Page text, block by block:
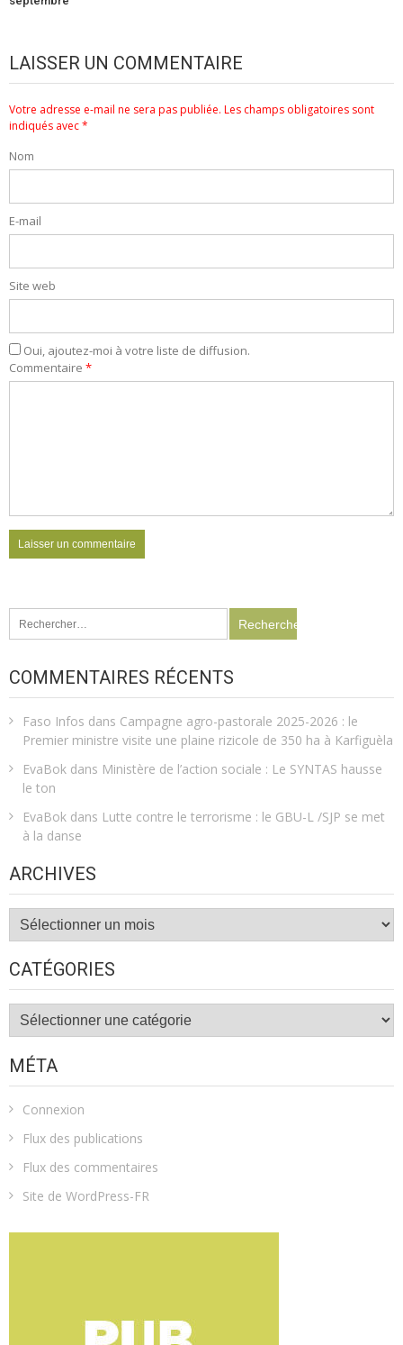
LAISSER UN COMMENTAIRE
Votre adresse e-mail ne sera pas publiée. Les champs obligatoires sont
indiqués avec*
Nom
E-mail
Site web
Oui, ajoutez-moi à votre liste de diffusion.
Commentaire *
COMMENTAIRES RÉCENTS
Faso Infos dans Campagne agro-pastorale 2025-2026 : le
Premier ministre visite une plaine rizicole de 350 ha à Karfiguèla
EvaBok dans Ministère de l’action sociale : Le SYNTAS hausse
le ton
EvaBok dans Lutte contre le terrorisme : le GBU-L /SJP se met
à la danse
ARCHIVES
Archives
CATÉGORIES
Catégories
MÉTA
Connexion
Flux des publications
Flux des commentaires
Site de WordPress-FR